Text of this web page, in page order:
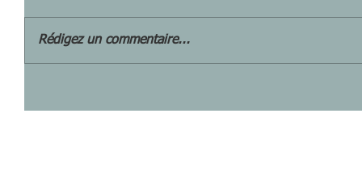
Rédigez un commentaire...